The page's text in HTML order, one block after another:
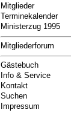
Mitglieder
Terminekalender
Ministerzug 1995
Mitgliederforum
Gästebuch
Info & Service
Kontakt
Suchen
Impressum